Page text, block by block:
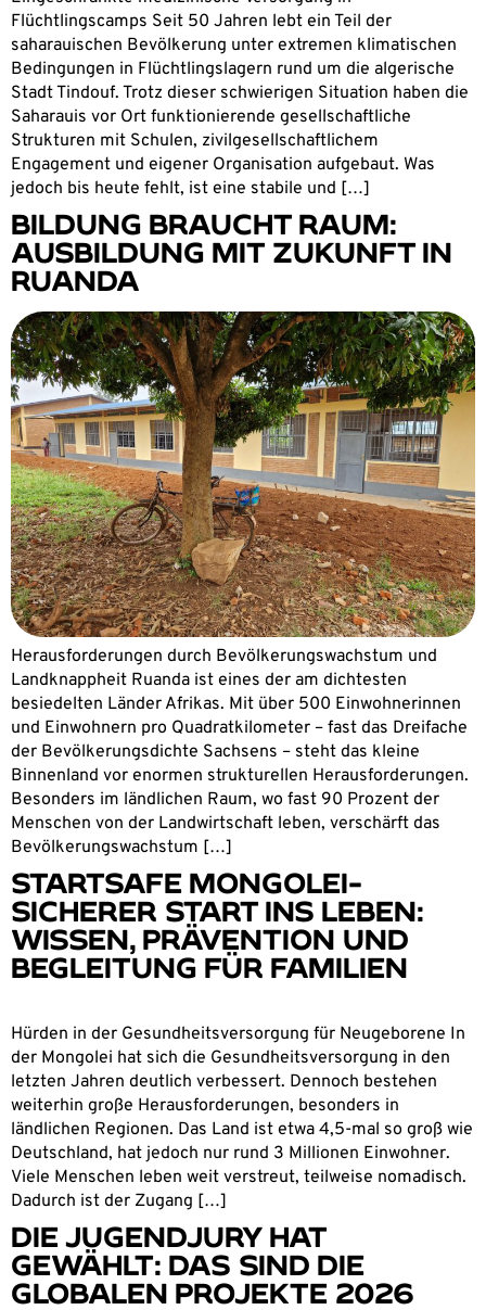
Flüchtlingscamps Seit 50 Jahren lebt ein Teil der
saharauischen Bevölkerung unter extremen klimatischen
Bedingungen in Flüchtlingslagern rund um die algerische
Stadt Tindouf. Trotz dieser schwierigen Situation haben die
Saharauis vor Ort funktionierende gesellschaftliche
Strukturen mit Schulen, zivilgesellschaftlichem
Engagement und eigener Organisation aufgebaut. Was
jedoch bis heute fehlt, ist eine stabile und […]
BILDUNG BRAUCHT RAUM:
AUSBILDUNG MIT ZUKUNFT IN
RUANDA
Herausforderungen durch Bevölkerungswachstum und
Landknappheit Ruanda ist eines der am dichtesten
besiedelten Länder Afrikas. Mit über 500 Einwohnerinnen
und Einwohnern pro Quadratkilometer – fast das Dreifache
der Bevölkerungsdichte Sachsens – steht das kleine
Binnenland vor enormen strukturellen Herausforderungen.
Besonders im ländlichen Raum, wo fast 90 Prozent der
Menschen von der Landwirtschaft leben, verschärft das
Bevölkerungswachstum […]
STARTSAFE MONGOLEI-
SICHERER START INS LEBEN:
WISSEN, PRÄVENTION UND
BEGLEITUNG FÜR FAMILIEN
Hürden in der Gesundheitsversorgung für Neugeborene In
der Mongolei hat sich die Gesundheitsversorgung in den
letzten Jahren deutlich verbessert. Dennoch bestehen
weiterhin große Herausforderungen, besonders in
ländlichen Regionen. Das Land ist etwa 4,5-mal so groß wie
Deutschland, hat jedoch nur rund 3 Millionen Einwohner.
Viele Menschen leben weit verstreut, teilweise nomadisch.
Dadurch ist der Zugang […]
DIE JUGENDJURY HAT
GEWÄHLT: DAS SIND DIE
GLOBALEN PROJEKTE 2026